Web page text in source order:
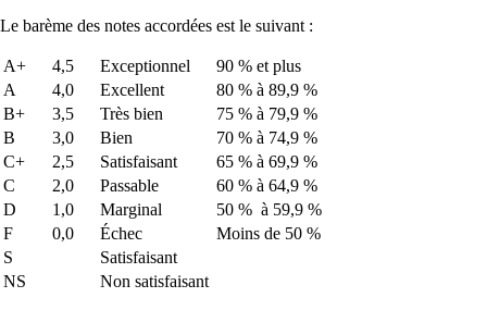
Le barème des notes accordées est le suivant :
A+ 4,5 Exceptionnel
90 % et plus
A
4,0 Excellent
80 % à 89,9 %
B+
3,5 Très bien
75 % à 79,9 %
B
3,0 Bien
70 % à 74,9 %
C+
2,5 Satisfaisant
65 % à 69,9 %
C
2,0 Passable
60 % à 64,9 %
D
1,0 Marginal
50 % à 59,9 %
F
0,0 Échec
Moins de 50 %
S
Satisfaisant
NS
Non satisfaisant